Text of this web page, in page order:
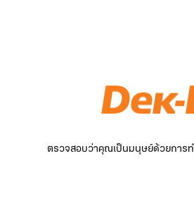
ตรวจสอบว่าคุณเป็นมนุษย์ด้วยการท